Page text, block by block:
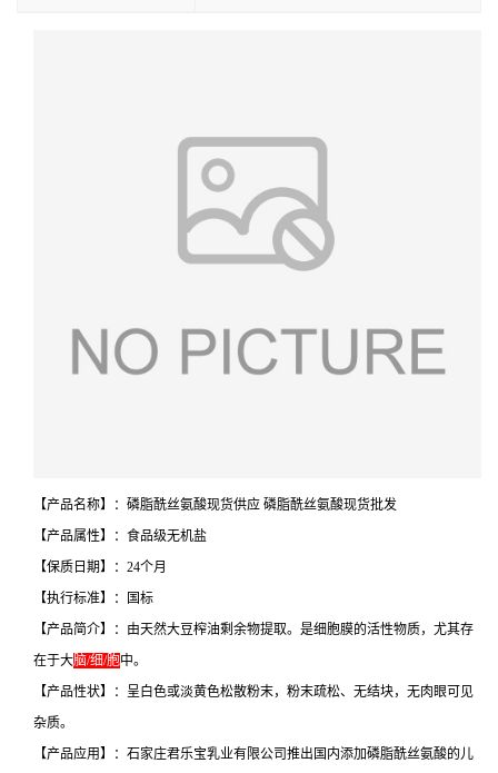
【产品名称】：磷脂酰丝氨酸现货供应 磷脂酰丝氨酸现货批发
【产品属性】：食品级无机盐
【保质日期】：24个月
【执行标准】：国标
【产品简介】：由天然大豆榨油剩余物提取。是细胞膜的活性物质，尤其存
在于大脑/细/胞中。
【产品性状】：呈白色或淡黄色松散粉末，粉末疏松、无结块，无肉眼可见
杂质。
【产品应用】：石家庄君乐宝乳业有限公司推出国内添加磷脂酰丝氨酸的儿